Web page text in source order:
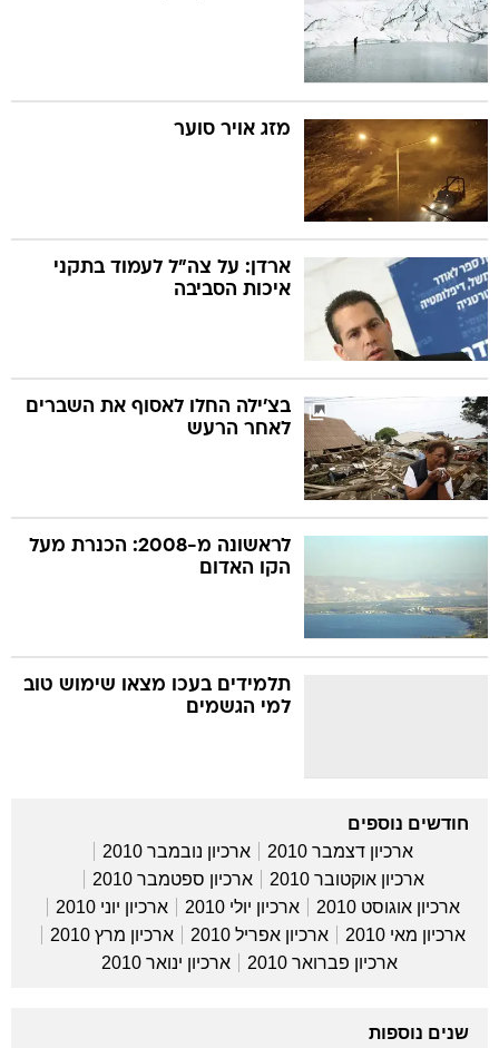
מזג אויר סוער
ארדן: על צה"ל לעמוד בתקני
איכות הסביבה
בצ'ילה החלו לאסוף את השברים
לאחר הרעש
לראשונה מ-2008: הכנרת מעל
הקו האדום
תלמידים בעכו מצאו שימוש טוב
למי הגשמים
חודשים נוספים
ארכיון דצמבר 2010
ארכיון נובמבר 2010
ארכיון אוקטובר 2010
ארכיון ספטמבר 2010
ארכיון אוגוסט 2010
ארכיון יולי 2010
ארכיון יוני 2010
ארכיון מאי 2010
ארכיון אפריל 2010
ארכיון מרץ 2010
ארכיון פברואר 2010
ארכיון ינואר 2010
שנים נוספות